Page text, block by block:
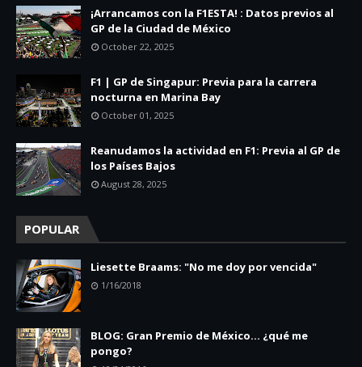
¡Arrancamos con la F1ESTA! : Datos previos al
GP de la Ciudad de México
October 22, 2025
F1 | GP de Singapur: Previa para la carrera
nocturna en Marina Bay
October 01, 2025
Reanudamos la actividad en F1: Previa al GP de
los Países Bajos
August 28, 2025
POPULAR
Liesette Braams: "No me doy por vencida"
1/16/2018
BLOG: Gran Premio de México... ¿qué me
pongo?